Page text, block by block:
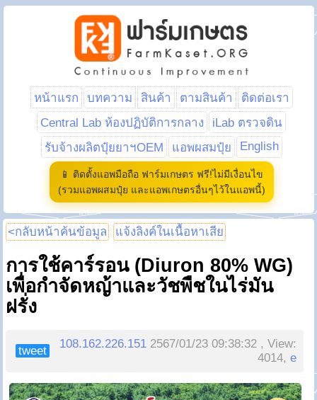
หน้าแรก บทความ สินค้า ตามสินค้า
ติดต่อเรา
Central Lab ห้องปฏิบัติการกลาง
iLab ตรวจดิน
รับจ้างผลิตปุ๋ยยาฯOEM
แอพผสมปุ๋ย English
📱 ติดตั้งแอพมือถือ ฟาร์มเกษตร ฟรี!ไม่มีเงื่อนไข
(รวมแอพผสมปุ๋ย และแอพเกษตรอื่นๆไว้ในแอพนี้)
<กลับหน้าค้นข้อมูล แจ้งลิงค์ในเนื้อหาเสีย
การใช้คาร์รอน (Diuron 80% WG)
เพื่อกำจัดหญ้าและวัชพืชในไร่มัน
ฝรั่ง
tweet
108.162.226.151 2567/01/23 09:38:32 , View:
4014,e